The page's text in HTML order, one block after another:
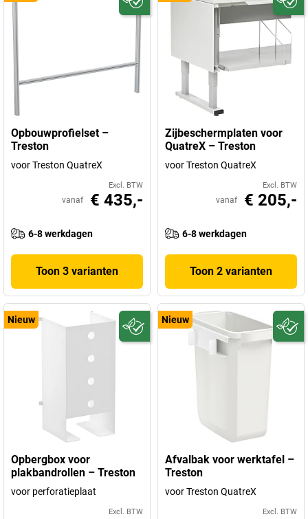
Opbouwprofielset –
Treston
voor Treston QuatreX
Excl. BTW
vanaf € 435,-
6-8 werkdagen
Toon 3 varianten
Zijbeschermplaten voor
QuatreX – Treston
voor Treston QuatreX
Excl. BTW
vanaf € 205,-
6-8 werkdagen
Toon 2 varianten
Nieuw
Opbergbox voor
plakbandrollen – Treston
voor perforatieplaat
Excl. BTW
Nieuw
Afvalbak voor werktafel –
Treston
voor Treston QuatreX
Excl. BTW